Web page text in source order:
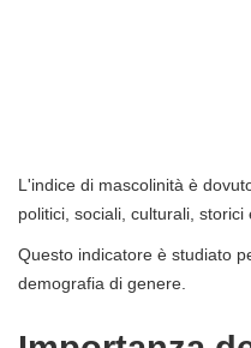
L'indice di mascolinità è
politici, sociali, culturali, storici
Questo indicatore è studiato
demografia di genere.